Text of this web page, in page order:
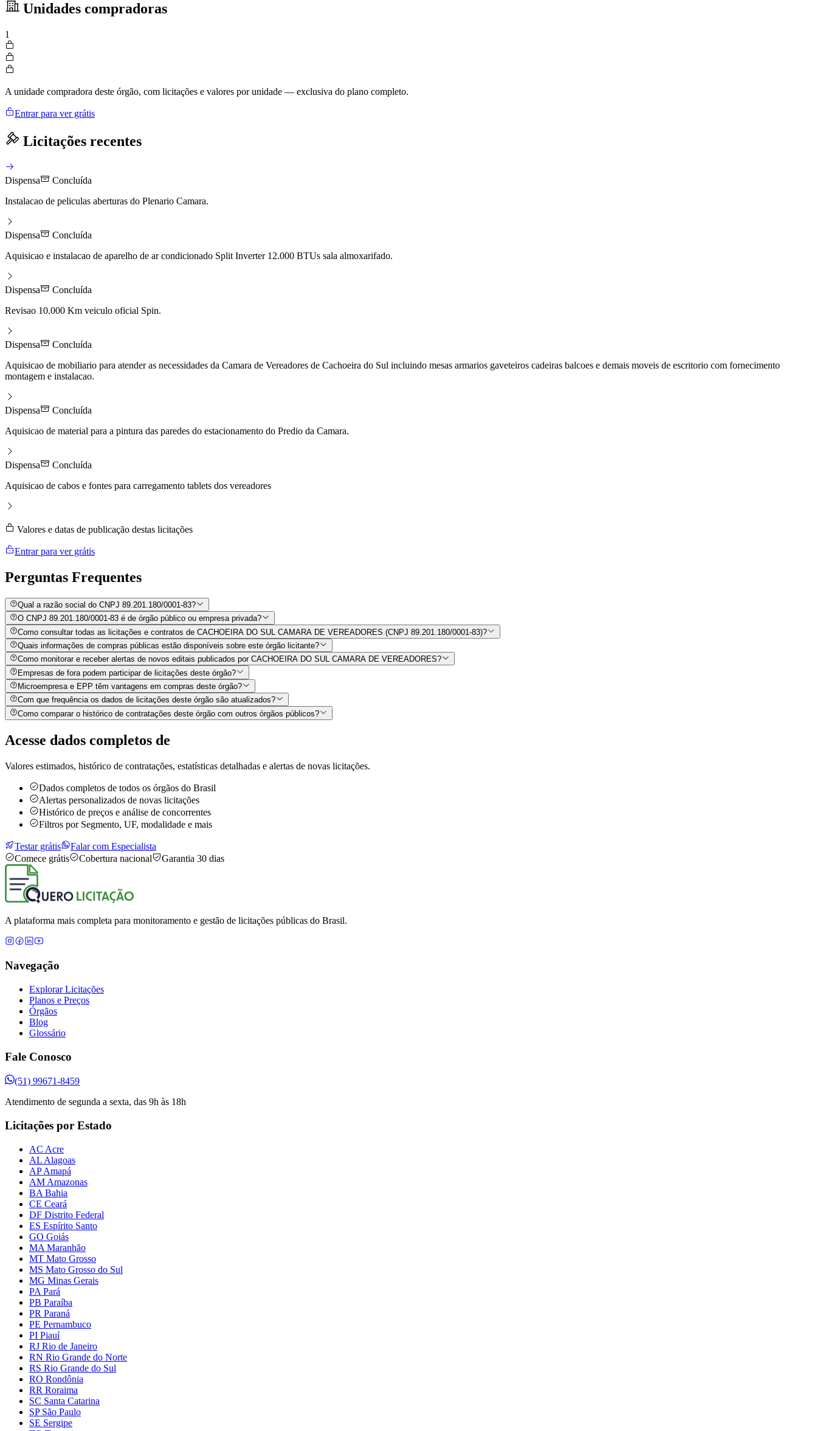
Unidades compradoras
1
A unidade compradora deste órgão, com licitações e valores por unidade — exclusiva do plano completo.
Entrar para ver grátis
Licitações recentes
Dispensa
Concluída
Instalacao de peliculas aberturas do Plenario Camara.
Dispensa
Concluída
Aquisicao e instalacao de aparelho de ar condicionado Split Inverter 12.000 BTUs sala almoxarifado.
Dispensa
Concluída
Revisao 10.000 Km veiculo oficial Spin.
Dispensa
Concluída
Aquisicao de mobiliario para atender as necessidades da Camara de Vereadores de Cachoeira do Sul incluindo mesas armarios gaveteiros cadeiras balcoes e demais moveis de escritorio com fornecimento
montagem e instalacao.
Dispensa
Concluída
Aquisicao de material para a pintura das paredes do estacionamento do Predio da Camara.
Dispensa
Concluída
Aquisicao de cabos e fontes para carregamento tablets dos vereadores
Valores e datas de publicação destas licitações
Entrar para ver grátis
Perguntas Frequentes
Qual a razão social do CNPJ 89.201.180/0001-83?
O CNPJ 89.201.180/0001-83 é de órgão público ou empresa privada?
Como consultar todas as licitações e contratos de CACHOEIRA DO SUL CAMARA DE VEREADORES (CNPJ 89.201.180/0001-83)?
Quais informações de compras públicas estão disponíveis sobre este órgão licitante?
Como monitorar e receber alertas de novos editais publicados por CACHOEIRA DO SUL CAMARA DE VEREADORES?
Empresas de fora podem participar de licitações deste órgão?
Microempresa e EPP têm vantagens em compras deste órgão?
Com que frequência os dados de licitações deste órgão são atualizados?
Como comparar o histórico de contratações deste órgão com outros órgãos públicos?
Acesse dados completos de
Valores estimados, histórico de contratações, estatísticas detalhadas e alertas de novas licitações.
Dados completos de todos os órgãos do Brasil
Alertas personalizados de novas licitações
Histórico de preços e análise de concorrentes
Filtros por Segmento, UF, modalidade e mais
Testar grátis
Falar com Especialista
Comece grátis
Cobertura nacional Garantia 30 dias
A plataforma mais completa para monitoramento e gestão de licitações públicas do Brasil.
Navegação
Explorar Licitações
Planos e Preços
Órgãos
Blog
Glossário
Fale Conosco
(51) 99671-8459
Atendimento de segunda a sexta, das 9h às 18h
Licitações por Estado
AC Acre
AL Alagoas
AP Amapá
AM Amazonas
BA Bahia
CE Ceará
DF Distrito Federal
ES Espírito Santo
GO Goiás
MA Maranhão
MT Mato Grosso
MS Mato Grosso do Sul
MG Minas Gerais
PA Pará
PB Paraíba
PR Paraná
PE Pernambuco
PI Piauí
RJ Rio de Janeiro
RN Rio Grande do Norte
RS Rio Grande do Sul
RO Rondônia
RR Roraima
SC Santa Catarina
SP São Paulo
SE Sergipe